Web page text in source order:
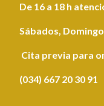
De 16 a 18 h
Sábados,
Cita previa para
(034) 667 20 30 91